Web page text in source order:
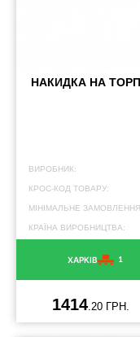
НАКИДКА НА
ВИРОБНИК:
КРОС-КОД ТОВАРУ:
МІНІМАЛЬНЕ
КРАЇНА ВИРОБНИЦТВА:
ХАРКІВ 1
1414 .20 ГРН.